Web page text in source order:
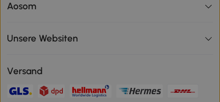
Aosom
Unsere Websiten
Versand